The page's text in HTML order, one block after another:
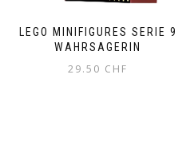
LEGO MINIFIGURES SERIE 9
WAHRSAGERIN
29.50 CHF